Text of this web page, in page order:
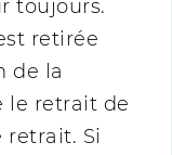
toujours.
retirée
de la
le retrait de
retrait. Si